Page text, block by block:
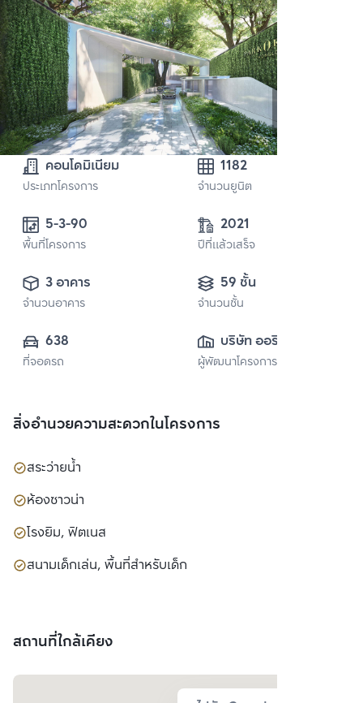
คอนโดมิเนียม
ประเภทโครงการ
1182
จำนวนยูนิต
5-3-90
พื้นที่โครงการ
2021
ปีที่แล้วเสร็จ
3 อาคาร
จำนวนอาคาร
59 ชั้น
จำนวนชั้น
638
ที่จอดรถ
บริษัท ออริจิ้น
พร็อพเพอร์ตี้ จำกัด
ผู้พัฒนาโครงการ
สิ่งอำนวยความสะดวกในโครงการ
สระว่ายน้ำ
ห้องซาวน่า
โรงยิม, ฟิตเนส
สนามเด็กเล่น, พื้นที่สำหรับเด็ก
สถานที่ใกล้เคียง